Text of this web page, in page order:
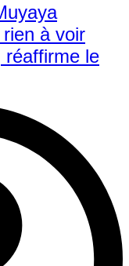
rien à voir
réaffirme le